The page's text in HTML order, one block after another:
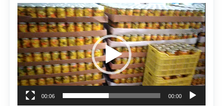
نمایشگر
ویدیو
00:00
00:06